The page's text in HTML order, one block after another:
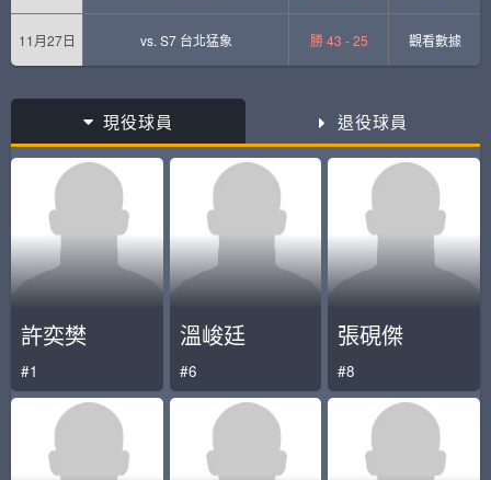
11月27日 vs. S7 台北猛象 勝 43 - 25 觀看數據
現役球員 退役球員
許奕樊
#1
溫峻廷
#6
張硯傑
#8